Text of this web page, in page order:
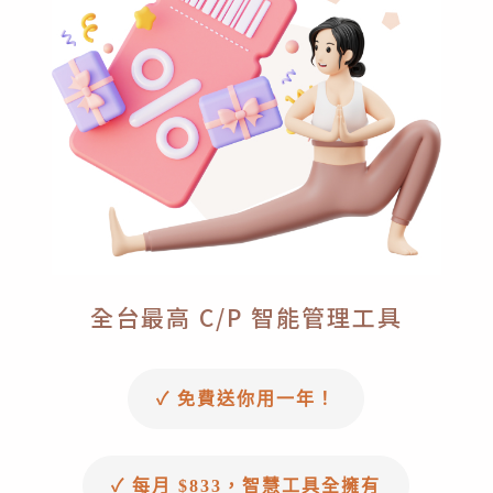
✓ 免費送你用一年！
全台最高 C/P 智能管理工具
✓ 每月 $833，智慧工具全擁有